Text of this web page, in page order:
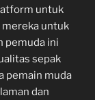
untuk
mereka untuk
pemuda ini
sepak
pemain muda
dan